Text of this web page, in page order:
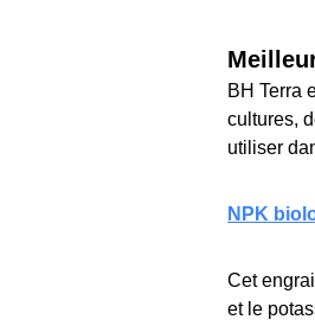
BH Terra
cultures,
utiliser
NPK
Cet
et le